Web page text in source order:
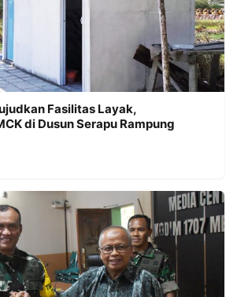
Fasilitas Layak,
di Dusun Serapu Rampung